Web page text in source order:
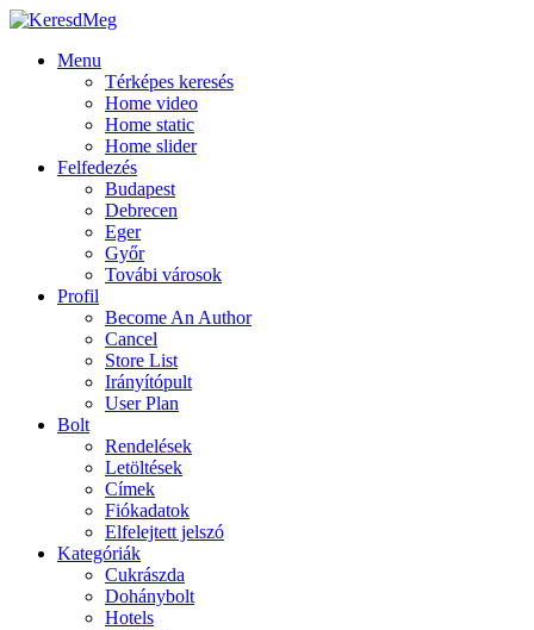
Menu
Térképes keresés
Home video
Home static
Home slider
Felfedezés
Budapest
Debrecen
Eger
Győr
Továbi városok
Profil
Become An Author
Cancel
Store List
Irányítópult
User Plan
Bolt
Rendelések
Letöltések
Címek
Fiókadatok
Elfelejtett jelszó
Kategóriák
Cukrászda
Dohánybolt
Hotels